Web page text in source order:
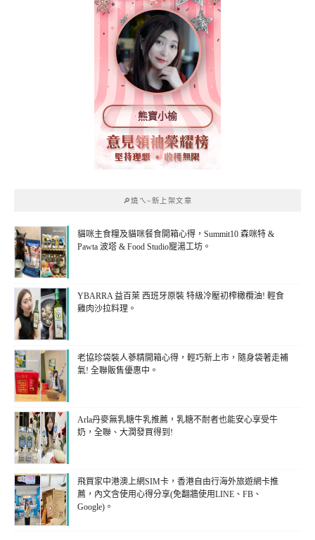
熊寶小榆
🔎燒ㄟ~新上架文章
貓咪主食糧及貓咪餐食開箱心得，Summit10 森咪特 &
Pawta 波塔 & Food Studio寵湯工坊。
YBARRA 益百萊 西班牙原裝 特級冷壓初榨橄欖油! 輕食
雞肉沙拉料理。
老協珍袋裝人蔘精開箱心得，輕巧新上市，隨身袋著走補
氣! 全聯販售優惠中。
Arla丹麥無乳糖牛乳推薦，乳糖不耐者也能安心享受牛
奶，全聯、大潤發買得到!
飛買家中港澳上網SIM卡，香港自由行海外旅遊網卡推
薦，內文含使用心得分享(免翻牆使用LINE、FB、
Google)。